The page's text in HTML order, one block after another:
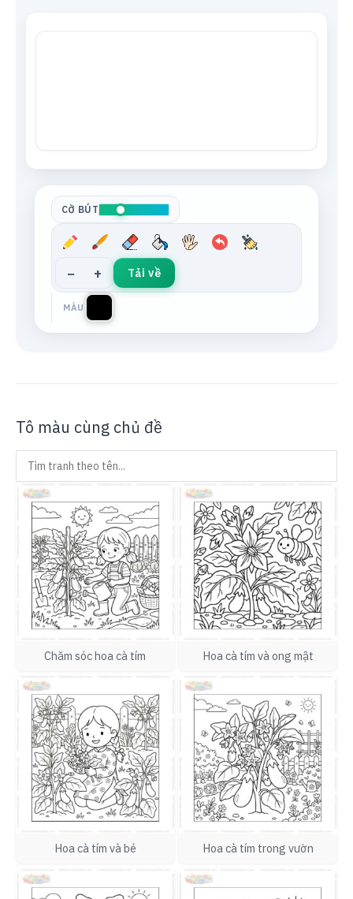
CỠ BÚT
− + Tải về
MÀU
Tô màu cùng chủ đề
Chăm sóc hoa cà tím Hoa cà tím và ong mật
Hoa cà tím và bé Hoa cà tím trong vườn